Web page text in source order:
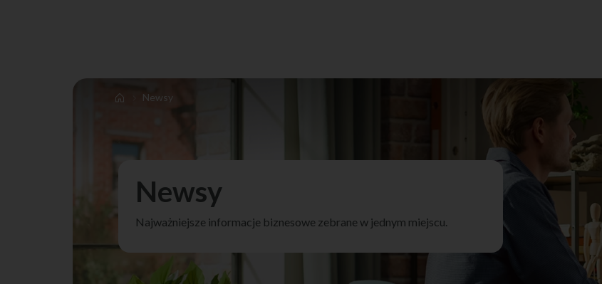
Newsy
Newsy
Najważniejsze informacje biznesowe zebrane w jednym miejscu.